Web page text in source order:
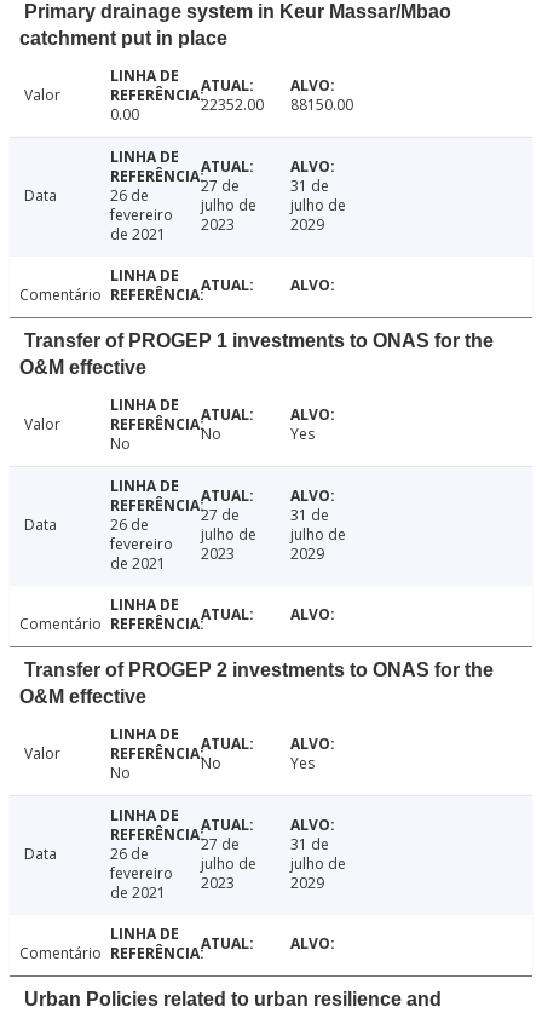
Primary drainage system in Keur Massar/Mbao
catchment put in place
Valor
0.00
22352.00 88150.00
Data
26 de
fevereiro
de 2021
27 de
julho de
2023
31 de
julho de
2029
Comentário
Transfer of PROGEP 1 investments to ONAS for the
O&M effective
Valor
No
No Yes
Data
26 de
fevereiro
de 2021
27 de
julho de
2023
31 de
julho de
2029
Comentário
Transfer of PROGEP 2 investments to ONAS for the
O&M effective
Valor
No
No Yes
Data
26 de
fevereiro
de 2021
27 de
julho de
2023
31 de
julho de
2029
Comentário
Urban Policies related to urban resilience and